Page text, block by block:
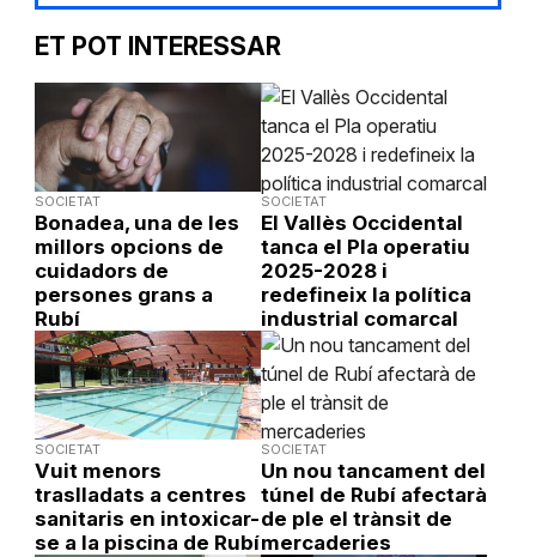
ET POT INTERESSAR
SOCIETAT
Bonadea, una de les
millors opcions de
cuidadors de
persones grans a
Rubí
SOCIETAT
El Vallès Occidental
tanca el Pla operatiu
2025-2028 i
redefineix la política
industrial comarcal
SOCIETAT
Vuit menors
traslladats a centres
sanitaris en intoxicar-
se a la piscina de Rubí
SOCIETAT
Un nou tancament del
túnel de Rubí afectarà
de ple el trànsit de
mercaderies